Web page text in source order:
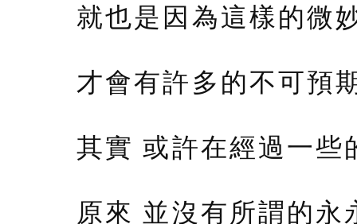
就也是因為這樣的微
才會有許多的不可預
其實 或許在經過一些
原來 並沒有所謂的永